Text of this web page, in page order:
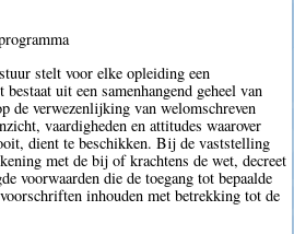
stelt voor elke opleiding een
uit een samenhangend geheel van
de verwezenlijking van welomschreven
vaardigheden en attitudes waarover
dient te beschikken. Bij de vaststelling
met de bij of krachtens de wet, decreet
voorwaarden die de toegang tot bepaalde
inhouden met betrekking tot de